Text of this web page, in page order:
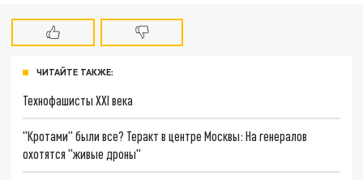
ЧИТАЙТЕ ТАКЖЕ:
Технофашисты XXI века
"Кротами" были все? Теракт в центре Москвы: На генералов
охотятся "живые дроны"